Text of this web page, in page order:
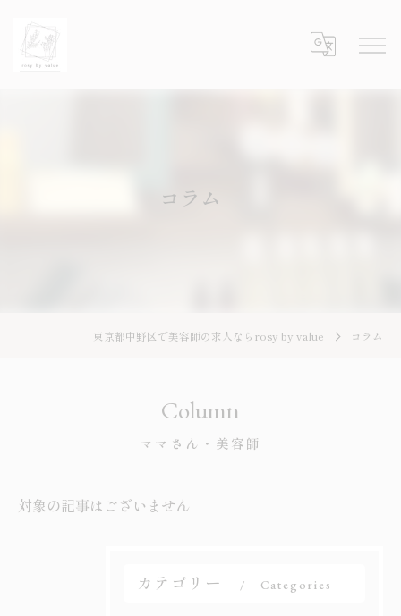
コラム
東京都中野区で美容師の求人ならrosy by value コラム
Column
ママさん・美容師
対象の記事はございません
カテゴリー Categories